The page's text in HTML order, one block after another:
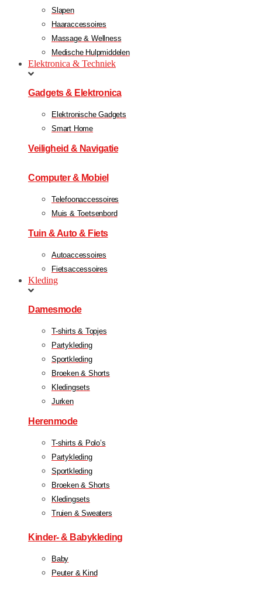
Slapen
Haaraccessoires
Massage & Wellness
Medische Hulpmiddelen
Elektronica & Techniek
Gadgets & Elektronica
Elektronische Gadgets
Smart Home
Veiligheid & Navigatie
Computer & Mobiel
Telefoonaccessoires
Muis & Toetsenbord
Tuin & Auto & Fiets
Autoaccessoires
Fietsaccessoires
Kleding
Damesmode
T-shirts & Topjes
Partykleding
Sportkleding
Broeken & Shorts
Kledingsets
Jurken
Herenmode
T-shirts & Polo’s
Partykleding
Sportkleding
Broeken & Shorts
Kledingsets
Truien & Sweaters
Kinder- & Babykleding
Baby
Peuter & Kind